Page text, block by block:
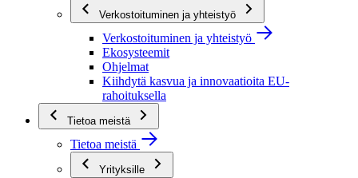
Verkostoituminen ja yhteistyö
Verkostoituminen ja yhteistyö
Ekosysteemit
Ohjelmat
Kiihdytä kasvua ja innovaatioita EU-
rahoituksella
Tietoa meistä
Tietoa meistä
Yrityksille